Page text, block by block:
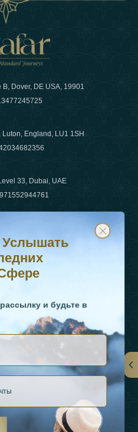
B, Dover, DE USA, 19901
England, LU1 1SH
33, Dubai, UAE
:+442034682356
+971552944761
Нас
о последних
и будьте в курсе
и будьте в